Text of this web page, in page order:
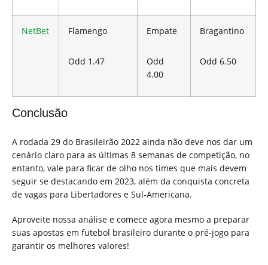
NetBet Flamengo
Odd 1.47
Empate
Odd
4.00
Bragantino
Odd 6.50
Conclusão
A rodada 29 do Brasileirão 2022 ainda não deve nos dar um
cenário claro para as últimas 8 semanas de competição, no
entanto, vale para ficar de olho nos times que mais devem
seguir se destacando em 2023, além da conquista concreta
de vagas para Libertadores e Sul-Americana.
Aproveite nossa análise e comece agora mesmo a preparar
suas apostas em futebol brasileiro durante o pré-jogo para
garantir os melhores valores!